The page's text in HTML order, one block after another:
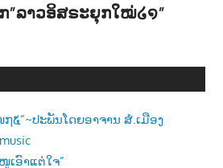
”ລາວອິສຣະຍຸກໃໝ່໒໑”
໗໕”~ປະພັນໂດຍອາຈານ ສໍ.ເມືອງ
ເອົາແຕ່ໃຈ”